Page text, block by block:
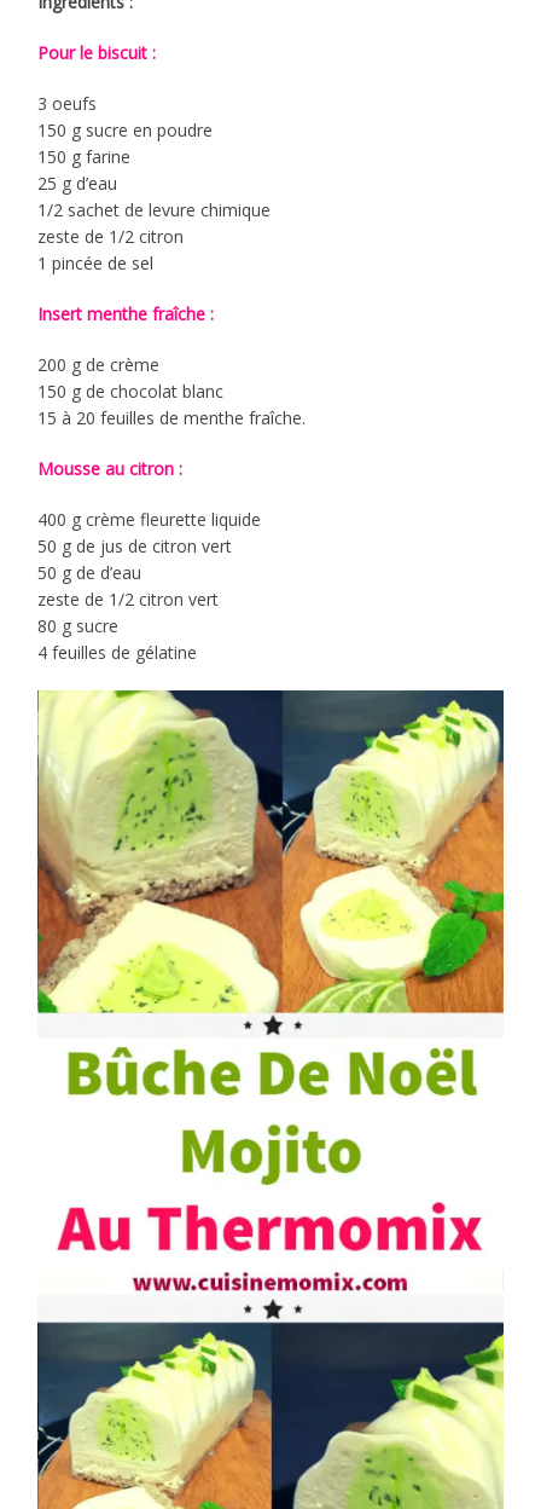
Pour le biscuit :
3 oeufs
150 g sucre en poudre
150 g farine
25 g d’eau
1/2 sachet de levure chimique
zeste de 1/2 citron
1 pincée de sel
Insert menthe fraîche :
200 g de crème
150 g de chocolat blanc
15 à 20 feuilles de menthe fraîche.
Mousse au citron :
400 g crème fleurette liquide
50 g de jus de citron vert
50 g de d’eau
zeste de 1/2 citron vert
80 g sucre
4 feuilles de gélatine